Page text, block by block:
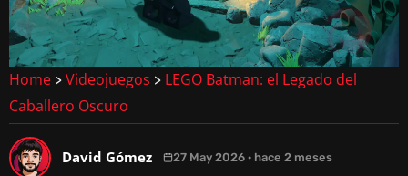
Home > Videojuegos > LEGO Batman: el Legado del
Caballero Oscuro
David Gómez 27 May 2026 · hace 2 meses